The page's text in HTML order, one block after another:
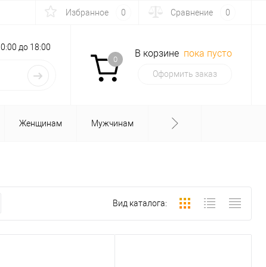
Избранное 0 Сравнение 0
до 18:00
0
В корзине пока пусто
Оформить заказ
Женщинам Мужчинам
Вид каталога: